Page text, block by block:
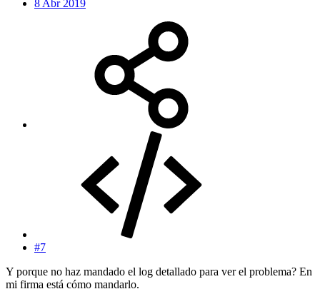
8 Abr 2019
#7
Y porque no haz mandado el log detallado para ver el problema? En
mi firma está cómo mandarlo.